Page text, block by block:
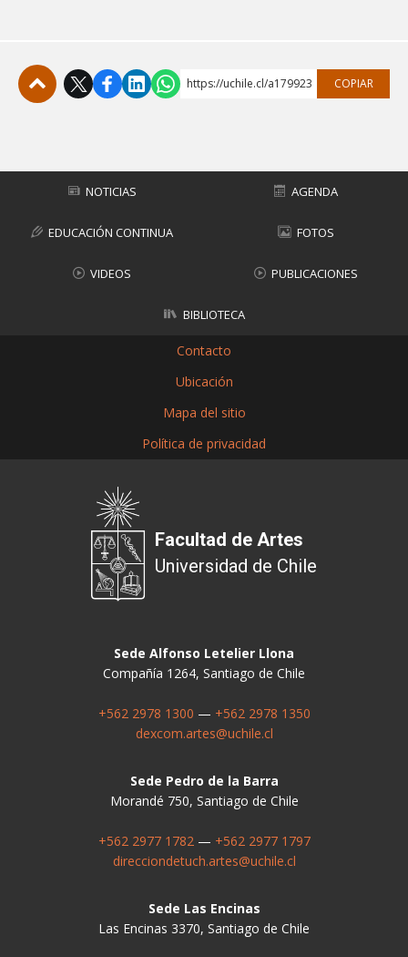
https://uchile.cl/a179923 COPIAR
NOTICIAS AGENDA
EDUCACIÓN CONTINUA FOTOS
VIDEOS PUBLICACIONES
BIBLIOTECA
Contacto
Ubicación
Mapa del sitio
Política de privacidad
Facultad de Artes
Universidad de Chile
Sede Alfonso Letelier Llona
Compañía 1264, Santiago de Chile
+562 2978 1300 — +562 2978 1350
dexcom.artes@uchile.cl
Sede Pedro de la Barra
Morandé 750, Santiago de Chile
+562 2977 1782— +562 2977 1797
direcciondetuch.artes@uchile.cl
Sede Las Encinas
Las Encinas 3370, Santiago de Chile